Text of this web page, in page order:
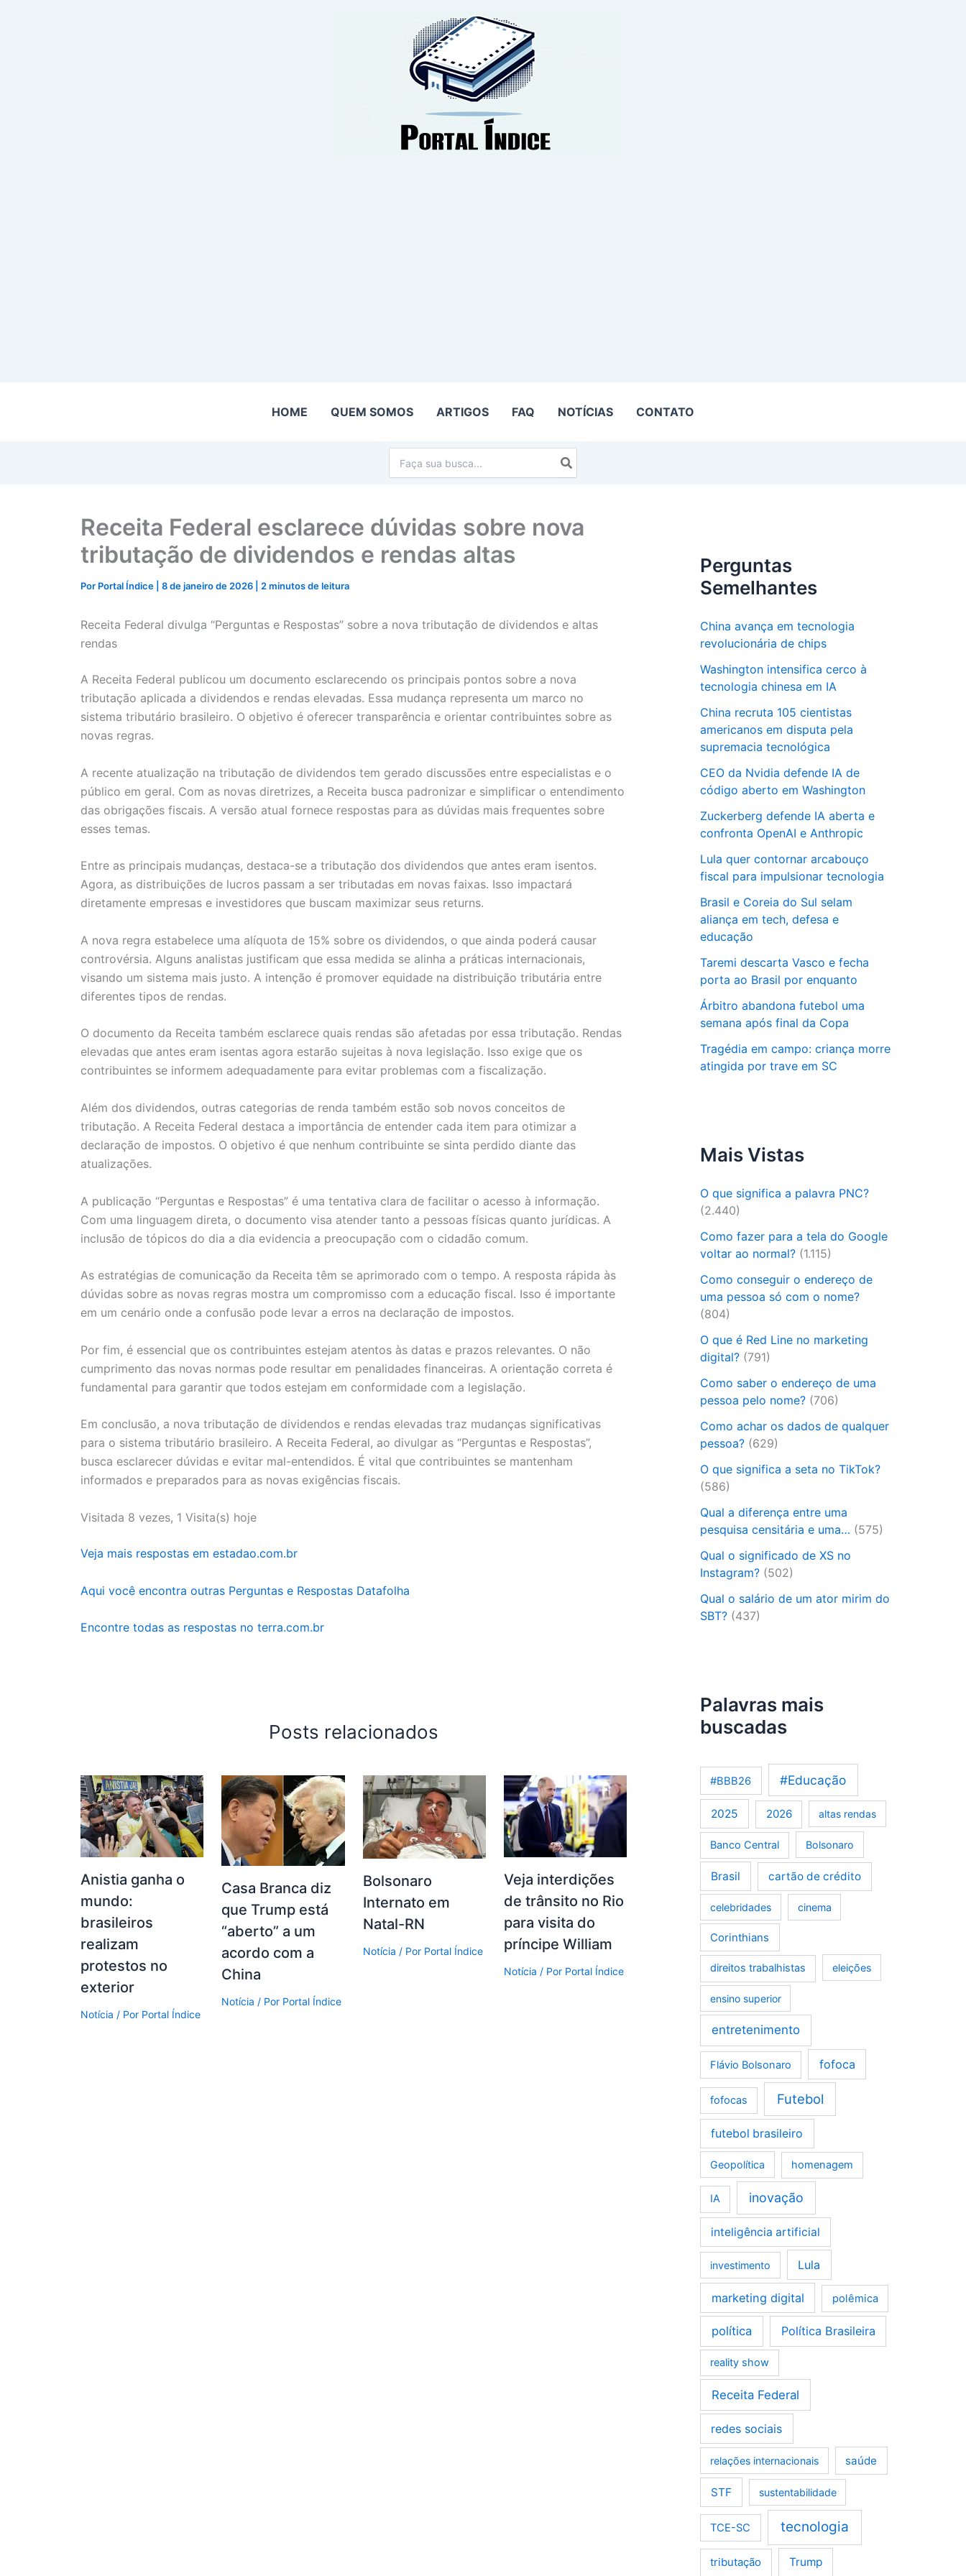
HOME QUEM SOMOS ARTIGOS FAQ NOTÍCIAS CONTATO
Receita Federal esclarece dúvidas sobre nova
tributação de dividendos e rendas altas
Por Portal Índice 8 de janeiro de 2026 2 minutos de leitura
Receita Federal divulga “Perguntas e Respostas” sobre a nova tributação de dividendos e altas
rendas
A Receita Federal publicou um documento esclarecendo os principais pontos sobre a nova
tributação aplicada a dividendos e rendas elevadas. Essa mudança representa um marco no
sistema tributário brasileiro. O objetivo é oferecer transparência e orientar contribuintes sobre as
novas regras.
A recente atualização na tributação de dividendos tem gerado discussões entre especialistas e o
público em geral. Com as novas diretrizes, a Receita busca padronizar e simplificar o entendimento
das obrigações fiscais. A versão atual fornece respostas para as dúvidas mais frequentes sobre
esses temas.
Entre as principais mudanças, destaca-se a tributação dos dividendos que antes eram isentos.
Agora, as distribuições de lucros passam a ser tributadas em novas faixas. Isso impactará
diretamente empresas e investidores que buscam maximizar seus returns.
A nova regra estabelece uma alíquota de 15% sobre os dividendos, o que ainda poderá causar
controvérsia. Alguns analistas justificam que essa medida se alinha a práticas internacionais,
visando um sistema mais justo. A intenção é promover equidade na distribuição tributária entre
diferentes tipos de rendas.
O documento da Receita também esclarece quais rendas são afetadas por essa tributação. Rendas
elevadas que antes eram isentas agora estarão sujeitas à nova legislação. Isso exige que os
contribuintes se informem adequadamente para evitar problemas com a fiscalização.
Além dos dividendos, outras categorias de renda também estão sob novos conceitos de
tributação. A Receita Federal destaca a importância de entender cada item para otimizar a
declaração de impostos. O objetivo é que nenhum contribuinte se sinta perdido diante das
atualizações.
A publicação “Perguntas e Respostas” é uma tentativa clara de facilitar o acesso à informação.
Com uma linguagem direta, o documento visa atender tanto a pessoas físicas quanto jurídicas. A
inclusão de tópicos do dia a dia evidencia a preocupação com o cidadão comum.
As estratégias de comunicação da Receita têm se aprimorado com o tempo. A resposta rápida às
dúvidas sobre as novas regras mostra um compromisso com a educação fiscal. Isso é importante
em um cenário onde a confusão pode levar a erros na declaração de impostos.
Por fim, é essencial que os contribuintes estejam atentos às datas e prazos relevantes. O não
cumprimento das novas normas pode resultar em penalidades financeiras. A orientação correta é
fundamental para garantir que todos estejam em conformidade com a legislação.
Em conclusão, a nova tributação de dividendos e rendas elevadas traz mudanças significativas
para o sistema tributário brasileiro. A Receita Federal, ao divulgar as “Perguntas e Respostas”,
busca esclarecer dúvidas e evitar mal-entendidos. É vital que contribuintes se mantenham
informados e preparados para as novas exigências fiscais.
Visitada 8 vezes, 1 Visita(s) hoje
Veja mais respostas em estadao.com.br
Aqui você encontra outras Perguntas e Respostas Datafolha
Encontre todas as respostas no terra.com.br
Posts relacionados
Anistia ganha o
mundo:
brasileiros
realizam
protestos no
exterior
Notícia / Por Portal Índice
Casa Branca diz
que Trump está
“aberto” a um
acordo com a
China
Notícia / Por Portal Índice
Bolsonaro
Internato em
Natal-RN
Notícia / Por Portal Índice
Veja interdições
de trânsito no Rio
para visita do
príncipe William
Notícia / Por Portal Índice
Perguntas
Semelhantes
China avança em tecnologia
revolucionária de chips
Washington intensifica cerco à
tecnologia chinesa em IA
China recruta 105 cientistas
americanos em disputa pela
supremacia tecnológica
CEO da Nvidia defende IA de
código aberto em Washington
Zuckerberg defende IA aberta e
confronta OpenAI e Anthropic
Lula quer contornar arcabouço
fiscal para impulsionar tecnologia
Brasil e Coreia do Sul selam
aliança em tech, defesa e
educação
Taremi descarta Vasco e fecha
porta ao Brasil por enquanto
Árbitro abandona futebol uma
semana após final da Copa
Tragédia em campo: criança morre
atingida por trave em SC
Mais Vistas
O que significa a palavra PNC?
(2.440)
Como fazer para a tela do Google
voltar ao normal? (1.115)
Como conseguir o endereço de
uma pessoa só com o nome?
(804)
O que é Red Line no marketing
digital? (791)
Como saber o endereço de uma
pessoa pelo nome? (706)
Como achar os dados de qualquer
pessoa? (629)
O que significa a seta no TikTok?
(586)
Qual a diferença entre uma
pesquisa censitária e uma… (575)
Qual o significado de XS no
Instagram? (502)
Qual o salário de um ator mirim do
SBT? (437)
Palavras mais
buscadas
#BBB26 #Educação
2025 2026 altas rendas
Banco Central Bolsonaro
Brasil cartão de crédito
celebridades cinema
Corinthians
direitos trabalhistas eleições
ensino superior
entretenimento
Flávio Bolsonaro fofoca
fofocas Futebol
futebol brasileiro
Geopolítica homenagem
IA inovação
inteligência artificial
investimento Lula
marketing digital polêmica
política Política Brasileira
reality show
Receita Federal
redes sociais
relações internacionais saúde
STF sustentabilidade
TCE-SC tecnologia
tributação Trump